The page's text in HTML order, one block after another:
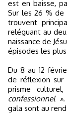
est en baisse,
Sur les 26 % de
trouvent
reléguant au
naissance de
épisodes les
Du 8 au 12
de réflexion
prisme
confessionnel ».
gala sont au